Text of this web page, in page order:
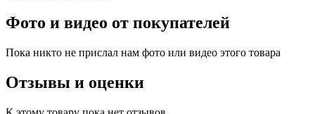
Фото и видео от покупателей
Пока никто не прислал нам фото или видео этого товара
Отзывы и оценки